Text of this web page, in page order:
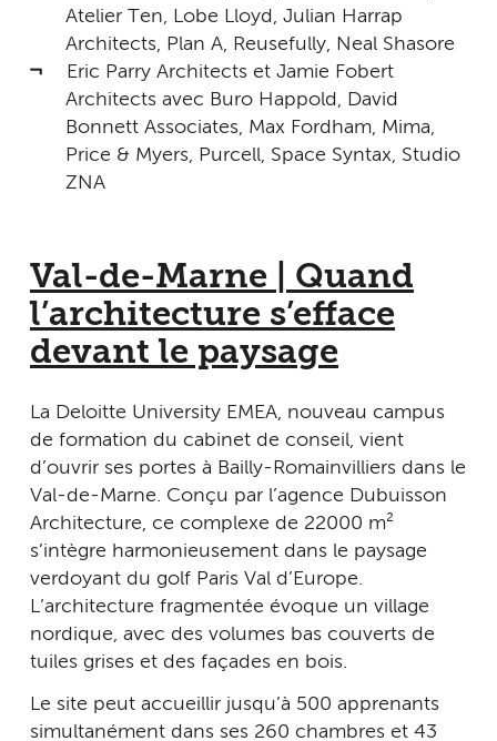
Atelier Ten, Lobe Lloyd, Julian Harrap
Architects, Plan A, Reusefully, Neal Shasore
Eric Parry Architects et Jamie Fobert
Architects avec Buro Happold, David
Bonnett Associates, Max Fordham, Mima,
Price & Myers, Purcell, Space Syntax, Studio
ZNA
Val-de-Marne | Quand
l’architecture s’efface
devant le paysage
La Deloitte University EMEA, nouveau campus
de formation du cabinet de conseil, vient
d’ouvrir ses portes à Bailly-Romainvilliers dans le
Val-de-Marne. Conçu par l’agence Dubuisson
Architecture, ce complexe de 22 000 m²
s’intègre harmonieusement dans le paysage
verdoyant du golf Paris Val d’Europe.
L’architecture fragmentée évoque un village
nordique, avec des volumes bas couverts de
tuiles grises et des façades en bois.
Le site peut accueillir jusqu’à 500 apprenants
simultanément dans ses 260 chambres et 43